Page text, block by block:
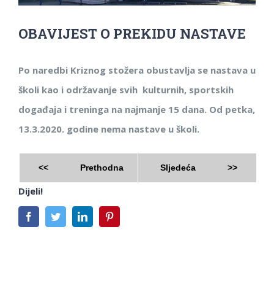
OBAVIJEST O PREKIDU NASTAVE
Po naredbi Kriznog stožera obustavlja se nastava u
školi kao i održavanje svih kulturnih, sportskih
događaja i treninga na najmanje 15 dana. Od petka,
13.3.2020. godine nema nastave u školi.
<< Prethodna Sljedeća >>
Dijeli!
FacebookTwitterLinkedIn